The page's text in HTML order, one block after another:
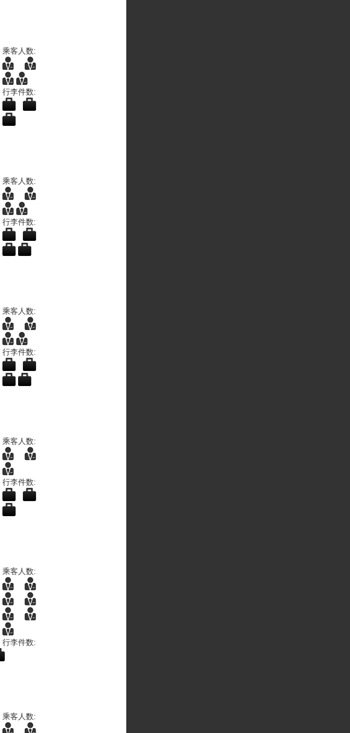
乘客人数:
行李件数:
乘客人数:
行李件数:
乘客人数:
行李件数:
乘客人数:
行李件数:
乘客人数:
行李件数:
乘客人数: